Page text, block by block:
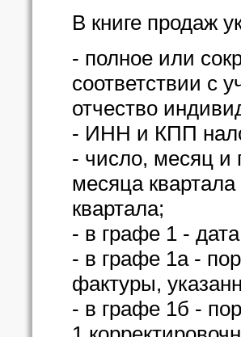
В книге продаж
- полное или
соответствии с
отчество
- ИНН и КПП
- число, месяц и
месяца
квартала;
- в графе 1 -
- в графе 1а -
фактуры,
- в графе 1б -